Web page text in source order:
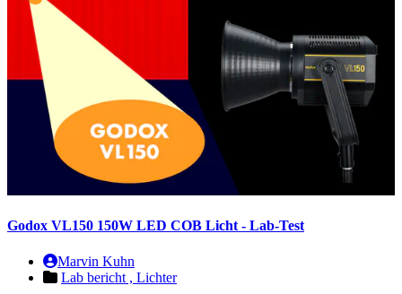
Godox VL150 150W LED COB Licht - Lab-Test
Marvin Kuhn
Lab bericht , Lichter